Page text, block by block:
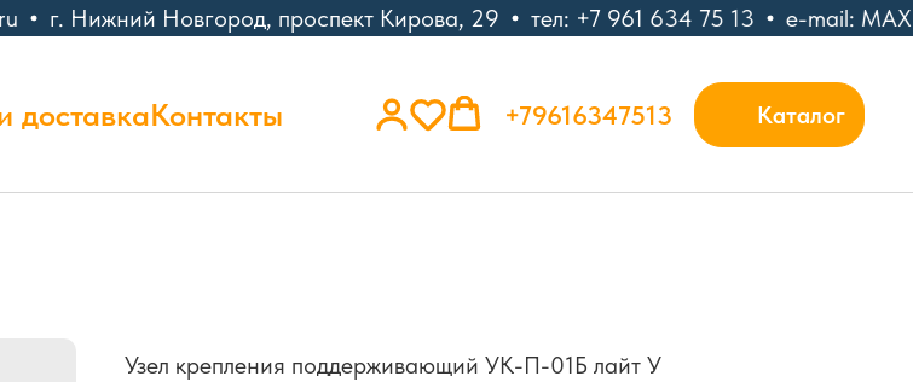
г. Нижний Новгород, проспект Кирова, 29 тел: +7 961 634 75 13 e-mail:
доставкаКонтакты +79616347513 Каталог
Узел крепления поддерживающий УК-П-01Б лайт У